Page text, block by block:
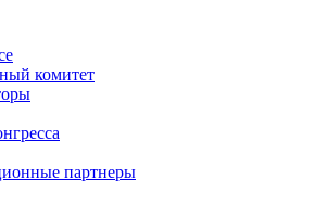
комитет
партнеры